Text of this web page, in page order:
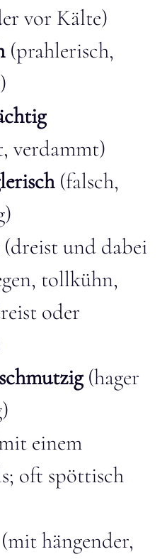
vor Kälte)
(prahlerisch,
verdammt)
(falsch,
(dreist und dabei
tollkühn,
oder
(hager
einem
oft spöttisch
(mit hängender,